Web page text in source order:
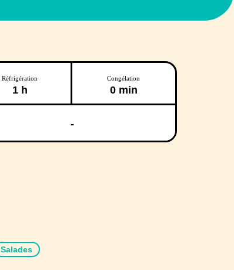
Réfrigération
1 h
Congélation
0 min
-
Salades